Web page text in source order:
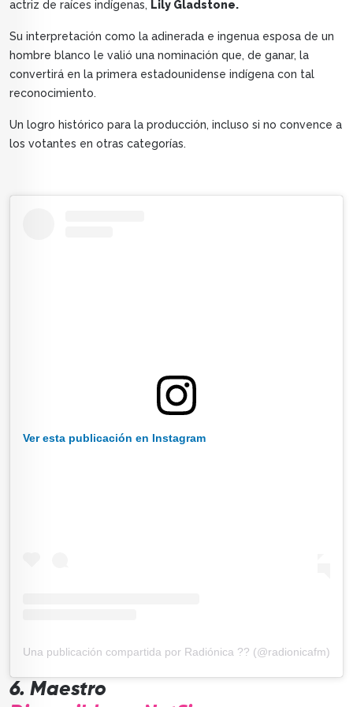
actriz de raíces indígenas, Lily Gladstone.
Su interpretación como la adinerada e ingenua esposa de un
hombre blanco le valió una nominación que, de ganar, la
convertirá en la primera estadounidense indígena con tal
reconocimiento.
Un logro histórico para la producción, incluso si no convence a
los votantes en otras categorías.
Ver esta publicación en Instagram
Una publicación compartida por Radiónica ?? (@radionicafm)
6. Maestro